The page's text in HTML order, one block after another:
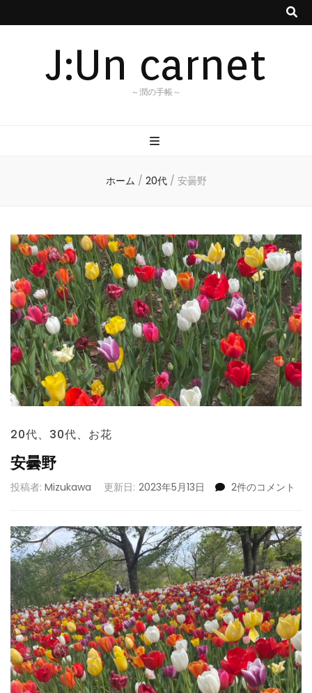
J:Un carnet
～潤の手帳～
ホーム / 20代 / 安曇野
20代、 30代、 お花
安曇野
投稿者: Mizukawa 更新日: 2023年5月13日
安
へ
の
2件のコメント